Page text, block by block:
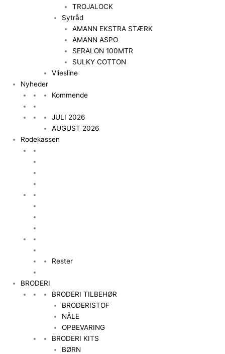
TROJALOCK
Sytråd
AMANN EKSTRA STÆRK
AMANN ASPO
SERALON 100MTR
SULKY COTTON
Vliesline
Nyheder
Kommende
JULI 2026
AUGUST 2026
Rodekassen
Rester
BRODERI
BRODERI TILBEHØR
BRODERISTOF
NÅLE
OPBEVARING
BRODERI KITS
BØRN